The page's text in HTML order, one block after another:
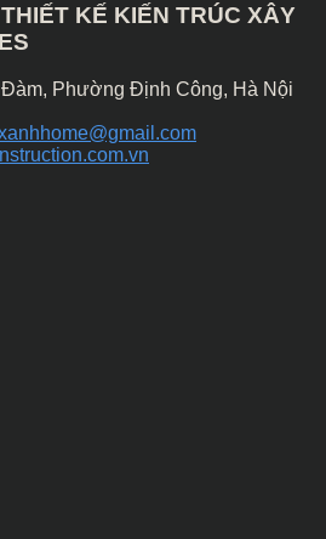
KẾ KIẾN TRÚC XÂY
Đàm, Phường Định Công, Hà Nội